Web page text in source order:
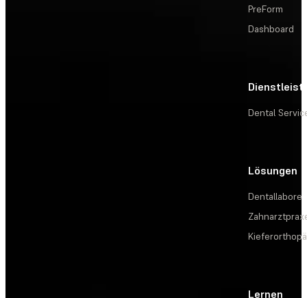
PreForm
Dashboard
Dental
Lösungen
Dentallabore
Lernen